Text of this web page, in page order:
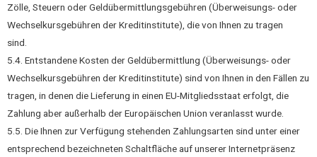
Zölle, Steuern oder Geldübermittlungsgebühren (Überweisungs- oder
Wechselkursgebühren der Kreditinstitute), die von Ihnen zu tragen
sind.
5.4. Entstandene Kosten der Geldübermittlung (Überweisungs- oder
Wechselkursgebühren der Kreditinstitute) sind von Ihnen in den Fällen zu
tragen, in denen die Lieferung in einen EU-Mitgliedsstaat erfolgt, die
Zahlung aber außerhalb der Europäischen Union veranlasst wurde.
5.5. Die Ihnen zur Verfügung stehenden Zahlungsarten sind unter einer
entsprechend bezeichneten Schaltfläche auf unserer Internetpräsenz